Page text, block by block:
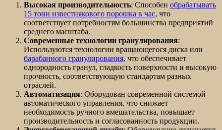
Высокая производительность: Способен обрабатывать
15 тонн известнякового порошка в час, что
соответствует потребностям большинства предприятий
среднего масштаба.
Современные технологии гранулирования:
Используются технологии вращающегося диска или
барабанного гранулирования, что обеспечивает
однородность гранул, гладкость поверхности и высокую
прочность, соответствующую стандартам разных
отраслей.
Автоматизация: Оборудован современной системой
автоматического управления, что снижает
необходимость ручного вмешательства, повышает
производительность и согласованность продукции.